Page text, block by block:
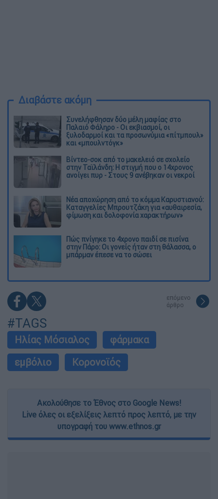
Διαβάστε ακόμη
Συνελήφθησαν δύο μέλη μαφίας στο
Παλαιό Φάληρο - Οι εκβιασμοί, οι
ξυλοδαρμοί και τα προσωνύμια «πίτμπουλ»
και «μπουλντόγκ»
Βίντεο-σοκ από το μακελειό σε σχολείο
στην Ταϊλάνδη: Η στιγμή που ο 14χρονος
ανοίγει πυρ - Στους 9 ανέβηκαν οι νεκροί
Νέα αποχώρηση από το κόμμα Καρυστιανού:
Καταγγελίες Μπρουτζάκη για «αυθαιρεσία,
φίμωση και δολοφονία χαρακτήρων»
Πώς πνίγηκε το 4χρονο παιδί σε πισίνα
στην Πάρο: Οι γονείς ήταν στη θάλασσα, ο
μπάρμαν έπεσε να το σώσει
επόμενο
άρθρο
#TAGS
Ηλίας Μόσιαλος
φάρμακα
εμβόλιο
Κορονοϊός
Ακολούθησε το Έθνος στο Google News!
Live όλες οι εξελίξεις λεπτό προς λεπτό, με την
υπογραφή του www.ethnos.gr